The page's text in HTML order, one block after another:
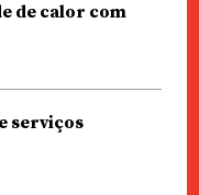
de calor com
serviços